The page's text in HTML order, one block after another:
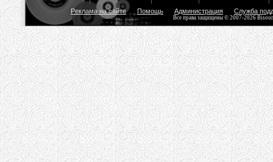
Реклама на сайте Помощь Администрация Служба
Все права защищены © 2007-2026